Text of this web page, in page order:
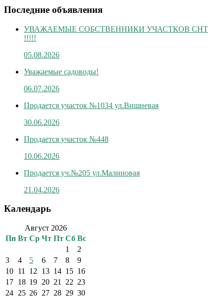
Последние объявления
УВАЖАЕМЫЕ СОБСТВЕННИКИ УЧАСТКОВ СНТ
!!!!!
05.08.2026
Уважаемые садоводы!
06.07.2026
Продается участок №1034 ул.Вишневая
30.06.2026
Продается участок №448
10.06.2026
Продается уч.№205 ул.Малиновая
21.04.2026
Календарь
Август 2026
Пн Вт Ср Чт Пт Сб Вс
1
2
3
4 5 6 7 8
9
10 11 12 13 14 15 16
17 18 19 20 21 22 23
24 25 26 27 28 29 30